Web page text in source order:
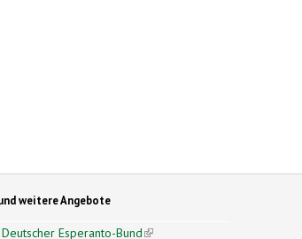
weitere Angebote
Deutscher Esperanto-Bund(link is external)